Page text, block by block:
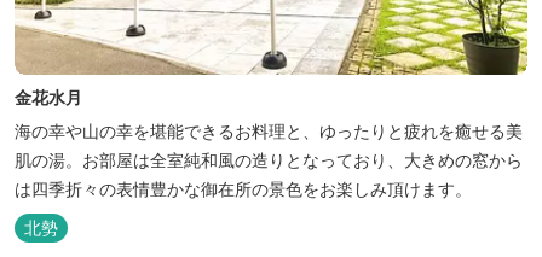
金花水月
海の幸や山の幸を堪能できるお料理と、ゆったりと疲れを癒せる美
肌の湯。お部屋は全室純和風の造りとなっており、大きめの窓から
は四季折々の表情豊かな御在所の景色をお楽しみ頂けます。
北勢